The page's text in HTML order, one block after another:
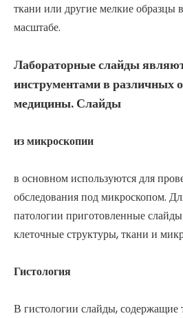
ткани или другие мелкие образцы
масштабе.
Лабораторные слайды
инструментами в различных
медицины. Слайды
из микроскопии
в основном используются для
обследования под микроскопом.
патологии приготовленные
клеточные структуры, ткани и
Гистология
В гистологии слайды, содержащие